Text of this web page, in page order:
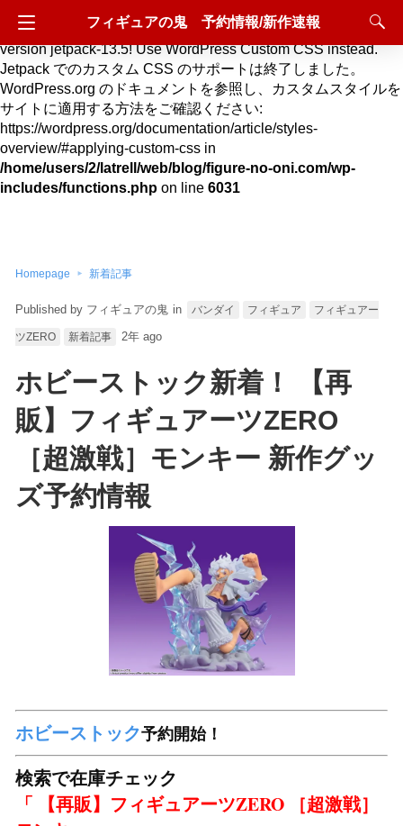
Deprecated
: Hook custom_css_loaded is deprecated since
version jetpack-13.5! Use WordPress Custom CSS instead.
Jetpack でのカスタム CSS のサポートは終了しました。
WordPress.org のドキュメントを参照し、カスタムスタイルを
サイトに適用する方法をご確認ください:
https://wordpress.org/documentation/article/styles-
overview/#applying-custom-css in
/home/users/2/latrell/web/blog/figure-no-oni.com/wp-
includes/functions.php on line 6031
フィギュアの鬼 予約情報/新作速報
Homepage 新着記事
フィギュアの鬼 in バンダイ フィギュア フィギュアー
ツZERO 新着記事 2年 ago
ホビーストック新着！ 【再
販】フィギュアーツZERO
［超激戦］モンキー 新作グッ
ズ予約情報
ホビーストック予約開始！
検索で在庫チェック
「 【再販】フィギュアーツZERO ［超激戦］